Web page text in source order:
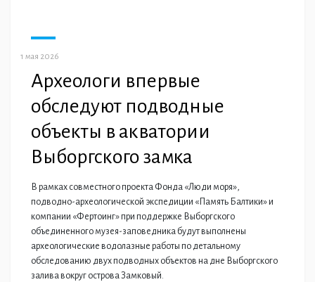
1 мая 2026
Археологи впервые
обследуют подводные
объекты в акватории
Выборгского замка
В рамках совместного проекта Фонда «Люди моря»,
подводно-археологической экспедиции «Память Балтики» и
компании «Фертоинг» при поддержке Выборгского
объединенного музея-заповедника будут выполнены
археологические водолазные работы по детальному
обследованию двух подводных объектов на дне Выборгского
залива вокруг острова Замковый.